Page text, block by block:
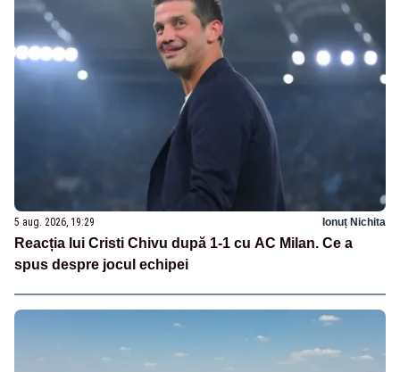
5 aug. 2026, 19:29 Ionuț Nichita
Reacția lui Cristi Chivu după 1-1 cu AC Milan. Ce a
spus despre jocul echipei